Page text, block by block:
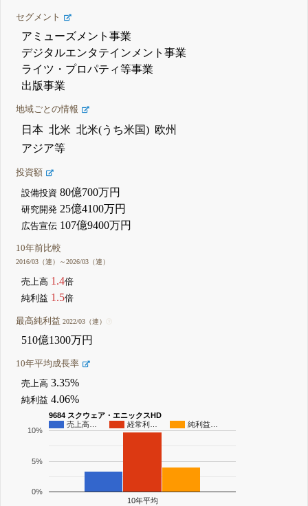
セグメント
アミューズメント事業
デジタルエンタテインメント事業
ライツ・プロパティ等事業
出版事業
地域ごとの情報
日本 北米 北米(うち米国) 欧州
アジア等
投資額
設備投資 80億700万円
研究開発 25億4100万円
広告宣伝 107億9400万円
10年前比較
2016/03（連）～2026/03（連）
売上高 1.4倍
純利益 1.5倍
最高純利益2022/03（連）
510億1300万円
10年平均成長率
売上高 3.35%
純利益 4.06%
9684 スクウェア・エニックスHD
売上高…
経常利… 純利益…
10年平均
0%
5%
10%